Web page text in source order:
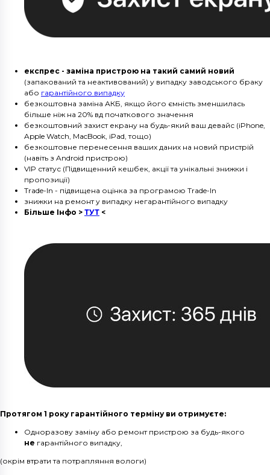
експрес - заміна пристрою на такий самий новий
(запакований та неактивований) у випадку заводського браку
або гарантійного випадку
безкоштовна заміна АКБ, якщо його ємність зменшилась
більше ніж на 20% вд початкового значення
безкоштовний захист екрану на будь-який ваш девайс (iPhone,
Apple Watch, MacBook, iPad, тощо)
безкоштовне перенесення ваших даних на новий пристрій
(навіть з Android пристрою)
VIP статус (Підвищенний кешбек, акції та унікальні знижки і
пропозиції)
Trade-In - підвищена оцінка за програмою Trade-In
знижки на ремонт у випадку негарантійного випадку
Більше Інфо > ТУТ <
Протягом 1 року гарантійного терміну ви отримуєте:
Одноразову заміну або ремонт пристрою за будь-якого
не гарантійного випадку,
(окрім втрати та потрапляння вологи)